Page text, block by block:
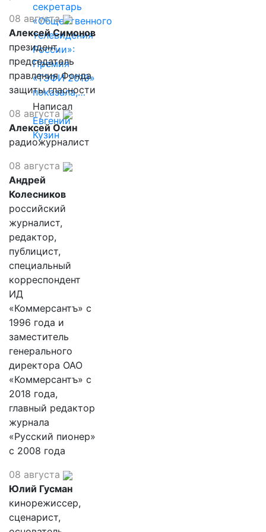
секретарь
«Общественного
телевидения
России»:
Премия
«ТЭФИ 2019»
показала,…
Написал
Евгений
Кузин
08 августа
Алексей Симонов
президент,
председатель
правления Фонда
защиты гласности
08 августа
Алексей Осин
радиожурналист
08 августа
Андрей
Колесников
российский
журналист,
редактор,
публицист,
специальный
корреспондент
ИД
«Коммерсантъ» с
1996 года и
заместитель
генерального
директора ОАО
«Коммерсантъ» с
2018 года,
главный редактор
журнала
«Русский пионер»
с 2008 года
08 августа
Юлий Гусман
кинорежиссер,
сценарист,